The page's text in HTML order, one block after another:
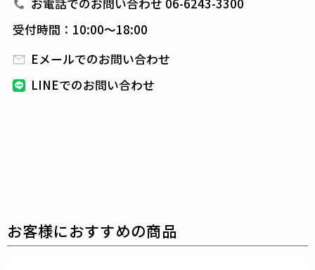
た。
襟には、同糸で編み立てたVINTAGE 2-LAYER RIBを
採用。
を際立たせる。
3 SPORTの美学を体現した一着。
お電話でのお問い合わせ 06-6243-3300
受付時間：10:00～18:00
Eメールでのお問い合わせ
LINEでのお問い合わせ